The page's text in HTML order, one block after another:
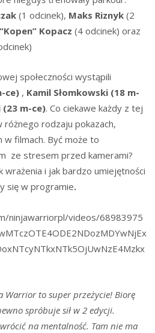
(1 odcinek), Maks Riznyk (2
Kopacz (4 odcinek) oraz
społeczności wystąpili
ce) , Kamil Słomkowski (18 m-
m-ce). Co ciekawe każdy z tej
rodzaju pokazach,
w filmach. Być może to
ze stresem przed kamerami?
wrażenia i jak bardzo umiejętności
się w programie.
ninjawarriorpl/videos/68983975
Warrior to super przeżycie! Biorę
spróbuje sił w 2 edycji.
na mentalność. Tam nie ma